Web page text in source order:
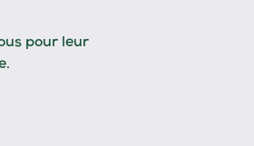
pour leur